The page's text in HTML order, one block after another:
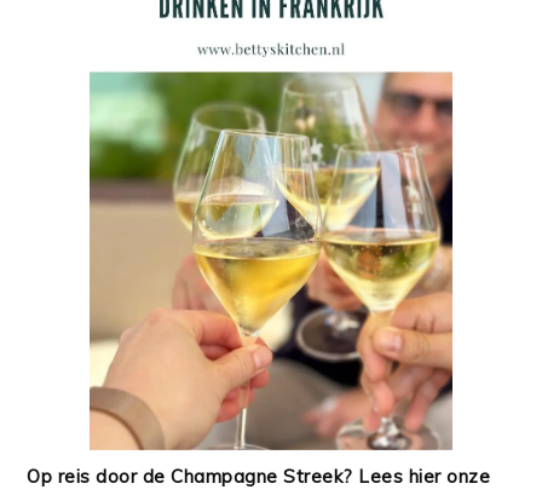
Op reis door de Champagne Streek? Lees hier onze